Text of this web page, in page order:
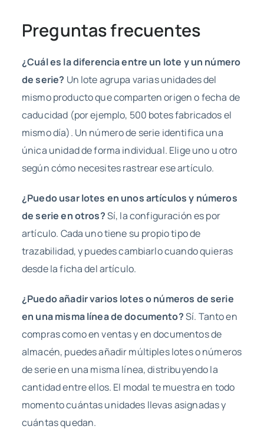
Preguntas frecuentes
¿Cuál es la diferencia entre un lote y un número
de serie? Un lote agrupa varias unidades del
mismo producto que comparten origen o fecha de
caducidad (por ejemplo, 500 botes fabricados el
mismo día). Un número de serie identifica una
única unidad de forma individual. Elige uno u otro
según cómo necesites rastrear ese artículo.
¿Puedo usar lotes en unos artículos y números
de serie en otros?Sí, la configuración es por
artículo. Cada uno tiene su propio tipo de
trazabilidad, y puedes cambiarlo cuando quieras
desde la ficha del artículo.
¿Puedo añadir varios lotes o números de serie
en una misma línea de documento?Sí. Tanto en
compras como en ventas y en documentos de
almacén, puedes añadir múltiples lotes o números
de serie en una misma línea, distribuyendo la
cantidad entre ellos. El modal te muestra en todo
momento cuántas unidades llevas asignadas y
cuántas quedan.